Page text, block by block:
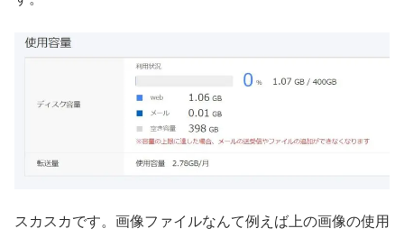
スカスカです。画像ファイルなんて例えば上の画像の使用